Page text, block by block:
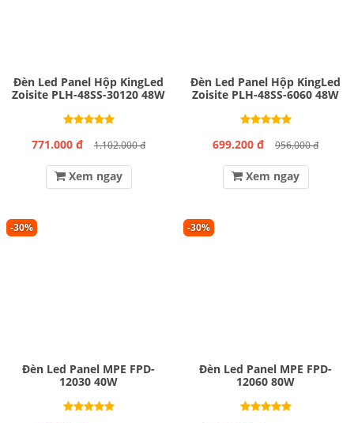
Đèn Led Panel Hộp KingLed
Zoisite PLH-48SS-30120 48W
771.000 đ 1.102.000 đ
Xem ngay
Đèn Led Panel Hộp KingLed
Zoisite PLH-48SS-6060 48W
699.200 đ 956.000 đ
Xem ngay
-30%
Đèn Led Panel MPE FPD-
12030 40W
-30%
Đèn Led Panel MPE FPD-
12060 80W